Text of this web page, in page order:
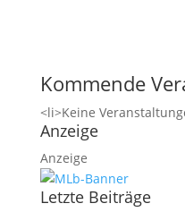
Kommende
<li>Keine
Anzeige
Anzeige
Letzte Beiträge